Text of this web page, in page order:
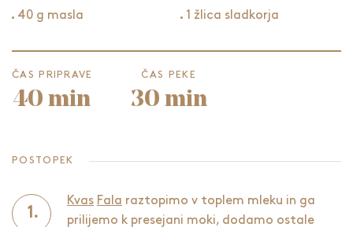
40 g masla
1 žlica sladkorja
ČAS PRIPRAVE
40 min
ČAS PEKE
30 min
POSTOPEK
Kvas Fala raztopimo v toplem mleku in ga
prilijemo k presejani moki, dodamo ostale